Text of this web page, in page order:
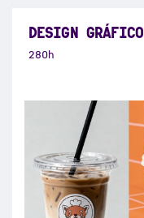
DESIGN GRÁFICO
280h